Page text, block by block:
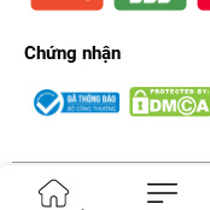
Chứng nhận
Công ty TNHH PHÚC